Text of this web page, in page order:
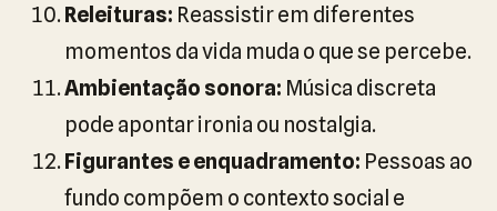
Releituras: Reassistir em diferentes
momentos da vida muda o que se percebe.
Ambientação sonora: Música discreta
pode apontar ironia ou nostalgia.
Figurantes e enquadramento: Pessoas ao
fundo compõem o contexto social e